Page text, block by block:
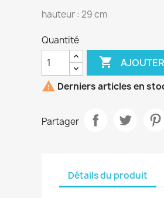
hauteur : 29 cm
Quantité

 Derniers articles en
Partager
Détails du produit